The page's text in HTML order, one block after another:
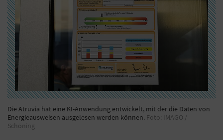
Die Atruvia hat eine KI-Anwendung entwickelt, mit der die Daten von
Energieausweisen ausgelesen werden können. Foto: IMAGO /
Schöning